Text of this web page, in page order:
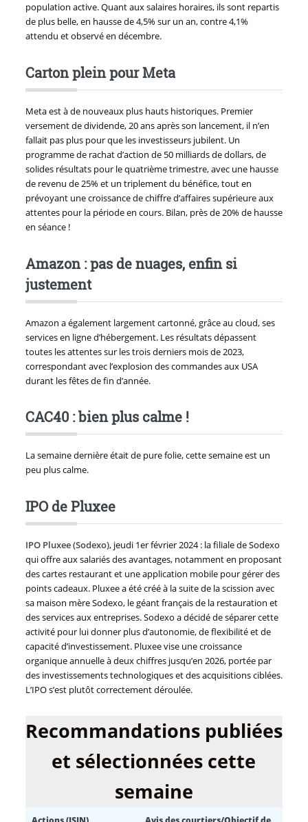
population active. Quant aux salaires horaires, ils sont repartis
de plus belle, en hausse de 4,5% sur un an, contre 4,1%
attendu et observé en décembre.
Carton plein pour Meta
Meta est à de nouveaux plus hauts historiques. Premier
versement de dividende, 20 ans après son lancement, il n’en
fallait pas plus pour que les investisseurs jubilent. Un
programme de rachat d’action de 50 milliards de dollars, de
solides résultats pour le quatrième trimestre, avec une hausse
de revenu de 25% et un triplement du bénéfice, tout en
prévoyant une croissance de chiffre d’affaires supérieure aux
attentes pour la période en cours. Bilan, près de 20% de hausse
en séance !
Amazon : pas de nuages, enfin si
justement
Amazon a également largement cartonné, grâce au cloud, ses
services en ligne d’hébergement. Les résultats dépassent
toutes les attentes sur les trois derniers mois de 2023,
correspondant avec l’explosion des commandes aux USA
durant les fêtes de fin d’année.
CAC40 : bien plus calme !
La semaine dernière était de pure folie, cette semaine est un
peu plus calme.
IPO de Pluxee
IPO Pluxee (Sodexo), jeudi 1er février 2024 : la filiale de Sodexo
qui offre aux salariés des avantages, notamment en proposant
des cartes restaurant et une application mobile pour gérer des
points cadeaux. Pluxee a été créé à la suite de la scission avec
sa maison mère Sodexo, le géant français de la restauration et
des services aux entreprises. Sodexo a décidé de séparer cette
activité pour lui donner plus d’autonomie, de flexibilité et de
capacité d’investissement. Pluxee vise une croissance
organique annuelle à deux chiffres jusqu’en 2026, portée par
des investissements technologiques et des acquisitions ciblées.
L’IPO s’est plutôt correctement déroulée.
Recommandations publiées
et sélectionnées cette
semaine